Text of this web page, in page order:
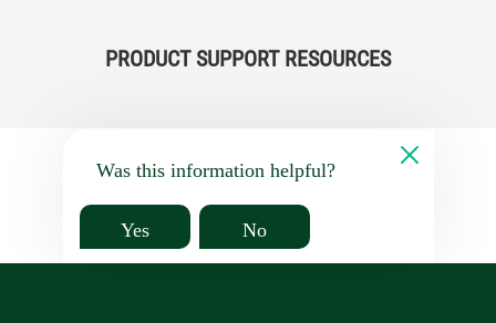
PRODUCT SUPPORT RESOURCES
Was this information helpful?
Yes No